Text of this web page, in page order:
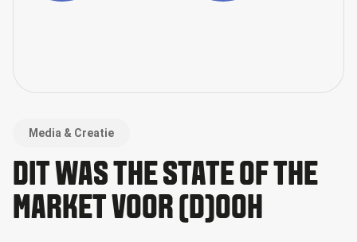
Media & Creatie
DIT WAS THE STATE OF THE
MARKET VOOR (D)OOH